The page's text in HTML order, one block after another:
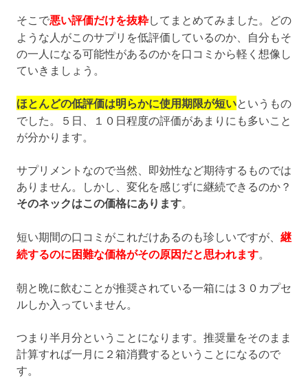
そこで悪い評価だけを抜粋してまとめてみました。どの
ような人がこのサプリを低評価しているのか、自分もそ
の一人になる可能性があるのかを口コミから軽く想像し
ていきましょう。
ほとんどの低評価は明らかに使用期限が短いというもの
でした。５日、１０日程度の評価があまりにも多いこと
が分かります。
サプリメントなので当然、即効性など期待するものでは
ありません。しかし、変化を感じずに継続できるのか？
そのネックはこの価格にあります。
短い期間の口コミがこれだけあるのも珍しいですが、 継
続するのに困難な価格がその原因だと思われます。
朝と晩に飲むことが推奨されている一箱には３０カプセ
ルしか入っていません。
つまり半月分ということになります。推奨量をそのまま
計算すれば一月に２箱消費するということになるので
す。